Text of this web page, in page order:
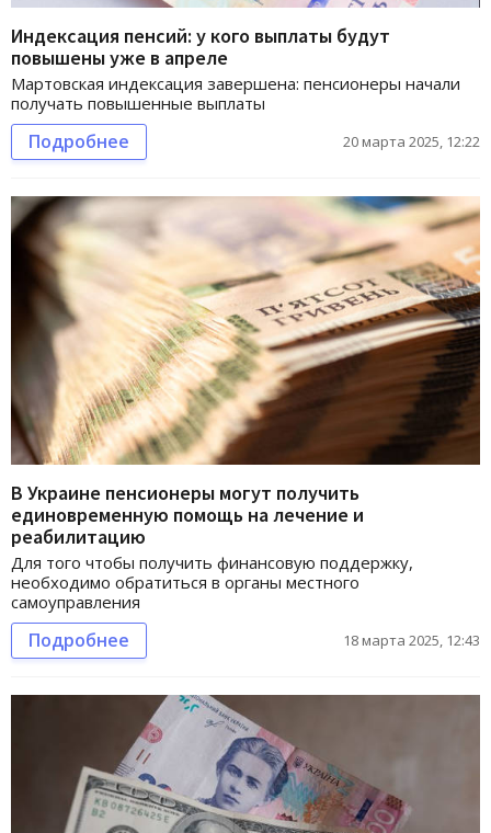
Индексация пенсий: у кого выплаты будут
повышены уже в апреле
Мартовская индексация завершена: пенсионеры начали
получать повышенные выплаты
Подробнее 20 марта 2025, 12:22
В Украине пенсионеры могут получить
единовременную помощь на лечение и
реабилитацию
Для того чтобы получить финансовую поддержку,
необходимо обратиться в органы местного
самоуправления
Подробнее 18 марта 2025, 12:43